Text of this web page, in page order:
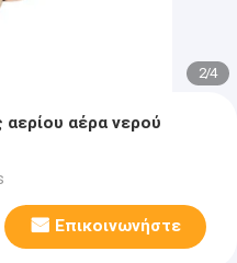
2/4
αερίου αέρα νερού
Επικοινωνήστε